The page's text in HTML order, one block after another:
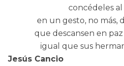
concédeles al
en un gesto, no más,
que descansen en
igual que sus
Jesús Cancio